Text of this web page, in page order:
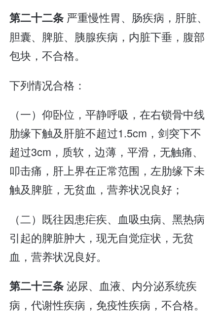
第二十二条 严重慢性胃、肠疾病，肝脏、
胆囊、脾脏、胰腺疾病，内脏下垂，腹部
包块，不合格。
下列情况合格：
（一）仰卧位，平静呼吸，在右锁骨中线
肋缘下触及肝脏不超过1.5cm，剑突下不
超过3cm，质软，边薄，平滑，无触痛、
叩击痛，肝上界在正常范围，左肋缘下未
触及脾脏，无贫血，营养状况良好；
（二）既往因患疟疾、血吸虫病、黑热病
引起的脾脏肿大，现无自觉症状，无贫
血，营养状况良好。
第二十三条泌尿、血液、内分泌系统疾
病，代谢性疾病，免疫性疾病，不合格。